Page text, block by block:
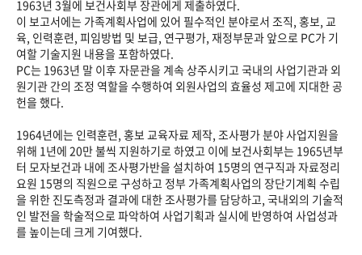
1963년 3월에 보건사회부 장관에게 제출하였다.
이 보고서에는 가족계획사업에 있어 필수적인 분야로서 조직, 홍보, 교
육, 인력훈련, 피임방법 및 보급, 연구평가, 재정부문과 앞으로 PC가 기
여할 기술지원 내용을 포함하였다.
PC는 1963년 말 이후 자문관을 계속 상주시키고 국내의 사업기관과 외
원기관 간의 조정 역할을 수행하여 외원사업의 효율성 제고에 지대한 공
헌을 했다.
1964년에는 인력훈련, 홍보 교육자료 제작, 조사평가 분야 사업지원을
위해 1년에 20만 불씩 지원하기로 하였고 이에 보건사회부는 1965년부
터 모자보건과 내에 조사평가반을 설치하여 15명의 연구직과 자료정리
요원 15명의 직원으로 구성하고 정부 가족계획사업의 장단기계획 수립
을 위한 진도측정과 결과에 대한 조사평가를 담당하고, 국내외의 기술적
인 발전을 학술적으로 파악하여 사업기획과 실시에 반영하여 사업성과
를 높이는데 크게 기여했다.